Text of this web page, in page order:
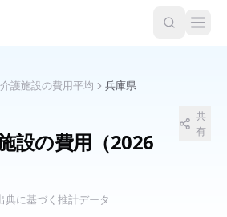
介護施設の費用平均 兵庫県
設の費用 （2026
典に基づく推計データ
共
有